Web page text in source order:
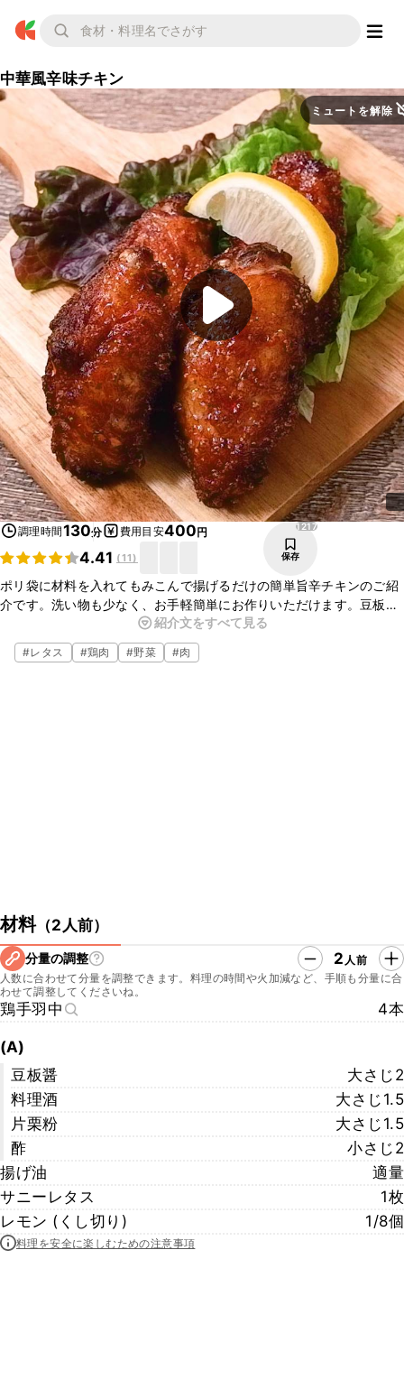
中華風辛味チキン
ミュートを解除
調理時間130分 費用目安400円
4.41 (11)
1217
保存
ポリ袋に材料を入れてもみこんで揚げるだけの簡単旨辛チキンのご紹
介です。洗い物も少なく、お手軽簡単にお作りいただけます。豆板醤
ベースの旨味と辛味のある味付けは、お酒のお供にもぴったりです。
ぜひお試しくださいね。
紹介文をすべて見る
#レタス #鶏肉 #野菜 #肉
材料（2人前）
分量の調整 2 人前
人数に合わせて分量を調整できます。料理の時間や火加減など、手順も分量に合
わせて調整してくださいね。
鶏手羽中 4本
(A)
豆板醤
大さじ2
料理酒
大さじ1.5
片栗粉
大さじ1.5
酢
小さじ2
揚げ油
適量
サニーレタス
1枚
レモン (くし切り)
1/8個
料理を安全に楽しむための注意事項